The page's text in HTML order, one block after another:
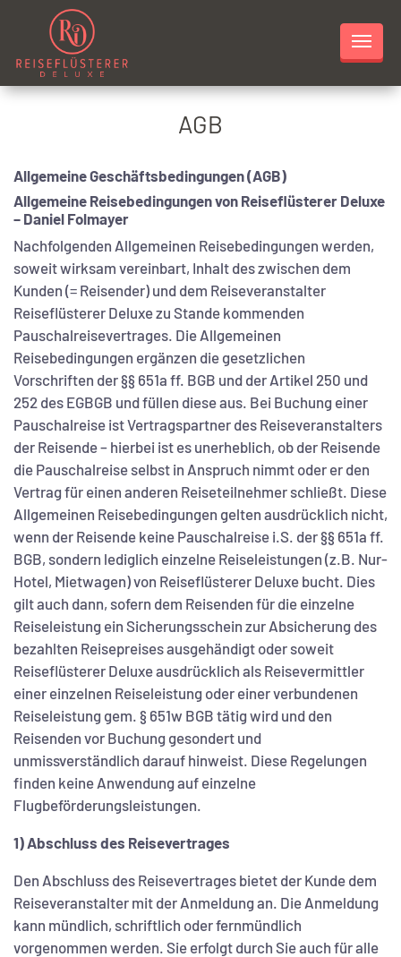
content
AGB
Allgemeine Geschäftsbedingungen (AGB)
Allgemeine Reisebedingungen von Reiseflüsterer Deluxe
– Daniel Folmayer
Nachfolgenden Allgemeinen Reisebedingungen werden,
soweit wirksam vereinbart, Inhalt des zwischen dem
Kunden (= Reisender) und dem Reiseveranstalter
Reiseflüsterer Deluxe zu Stande kommenden
Pauschalreisevertrages. Die Allgemeinen
Reisebedingungen ergänzen die gesetzlichen
Vorschriften der §§ 651a ff. BGB und der Artikel 250 und
252 des EGBGB und füllen diese aus. Bei Buchung einer
Pauschalreise ist Vertragspartner des Reiseveranstalters
der Reisende – hierbei ist es unerheblich, ob der Reisende
die Pauschalreise selbst in Anspruch nimmt oder er den
Vertrag für einen anderen Reiseteilnehmer schließt. Diese
Allgemeinen Reisebedingungen gelten ausdrücklich nicht,
wenn der Reisende keine Pauschalreise i.S. der §§ 651a ff.
BGB, sondern lediglich einzelne Reiseleistungen (z.B. Nur-
Hotel, Mietwagen) von Reiseflüsterer Deluxe bucht. Dies
gilt auch dann, sofern dem Reisenden für die einzelne
Reiseleistung ein Sicherungsschein zur Absicherung des
bezahlten Reisepreises ausgehändigt oder soweit
Reiseflüsterer Deluxe ausdrücklich als Reisevermittler
einer einzelnen Reiseleistung oder einer verbundenen
Reiseleistung gem. § 651w BGB tätig wird und den
Reisenden vor Buchung gesondert und
unmissverständlich darauf hinweist. Diese Regelungen
finden keine Anwendung auf einzelne
Flugbeförderungsleistungen.
1) Abschluss des Reisevertrages
Den Abschluss des Reisevertrages bietet der Kunde dem
Reiseveranstalter mit der Anmeldung an. Die Anmeldung
kann mündlich, schriftlich oder fernmündlich
vorgenommen werden. Sie erfolgt durch Sie auch für alle